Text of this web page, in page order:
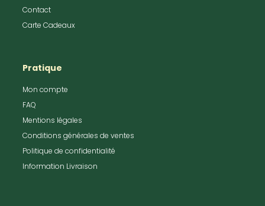
Contact
Carte Cadeaux
Pratique
Mon compte
FAQ
Mentions légales
Conditions générales de ventes
Politique de confidentialité
Information Livraison